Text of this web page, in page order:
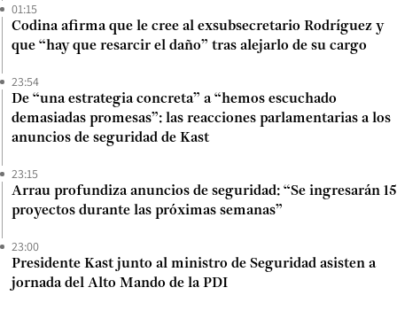
01:15
Codina afirma que le cree al exsubsecretario Rodríguez y
que “hay que resarcir el daño” tras alejarlo de su cargo
23:54
De “una estrategia concreta” a “hemos escuchado
demasiadas promesas”: las reacciones parlamentarias a los
anuncios de seguridad de Kast
23:15
Arrau profundiza anuncios de seguridad: “Se ingresarán 15
proyectos durante las próximas semanas”
23:00
Presidente Kast junto al ministro de Seguridad asisten a
jornada del Alto Mando de la PDI